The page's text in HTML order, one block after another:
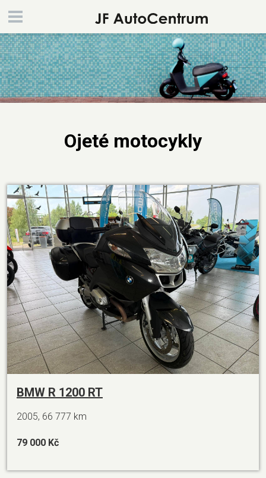
Ojeté motocykly
BMW R 1200 RT
2005, 66 777 km
79 000 Kč